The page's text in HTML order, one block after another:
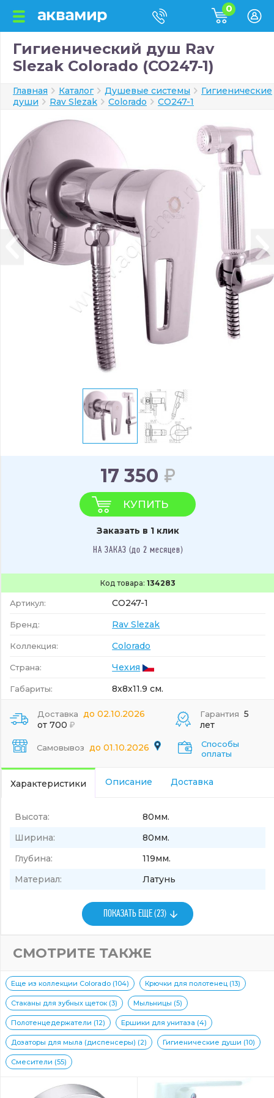
0
Гигиенический душ Rav
Slezak Colorado (CO247-1)
Главная Каталог Душевые системы
Гигиенические
души
Rav Slezak Colorado CO247-1
Код товара: 134283
Артикул: CO247-1
Бренд: Rav Slezak
Коллекция: Colorado
Страна: Чехия
Габариты: 8x8x11.9 см.
17 350
КУПИТЬ
Заказать в 1 клик
НА ЗАКАЗ (до 2 месяцев)
Доставка до 02.10.2026
от 700
Самовывоз до 01.10.2026
Гарантия 5
лет
Способы
оплаты
Характеристики Описание Доставка
Высота:
80мм.
Ширина:
80мм.
Глубина:
119мм.
Материал:
Латунь
ПОКАЗАТЬ ЕЩЕ (23)
СМОТРИТЕ ТАКЖЕ
Еще из коллекции Colorado (104) Крючки для полотенец (13)
Стаканы для зубных щеток (3) Мыльницы (5)
Полотенцедержатели (12) Ершики для унитаза (4)
Дозаторы для мыла (диспенсеры) (2) Гигиенические души (10)
Смесители (55)